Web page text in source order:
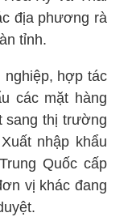
địa phương rà
tỉnh.
nghiệp, hợp tác
các mặt hàng
sang thị trường
nhập khẩu
Quốc cấp
vị khác đang